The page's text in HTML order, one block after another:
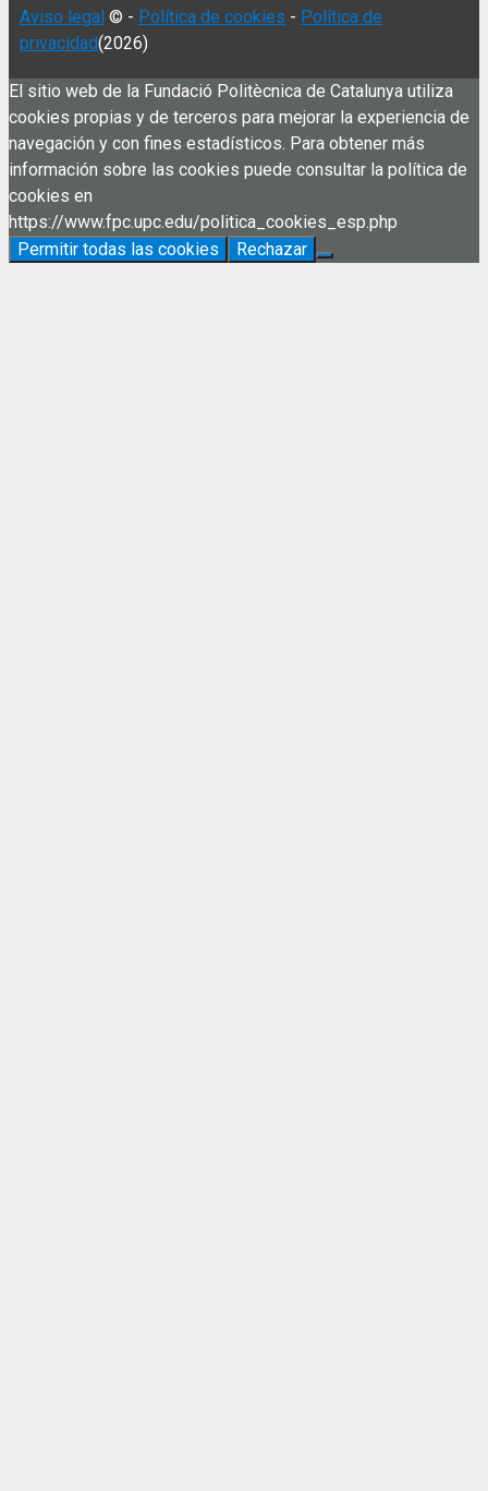
Aviso legal © - Política de cookies - Política de
privacidad(2026)
El sitio web de la Fundació Politècnica de Catalunya utiliza
cookies propias y de terceros para mejorar la experiencia de
navegación y con fines estadísticos. Para obtener más
información sobre las cookies puede consultar la política de
cookies en
https://www.fpc.upc.edu/politica_cookies_esp.php
Permitir todas las cookies
Rechazar